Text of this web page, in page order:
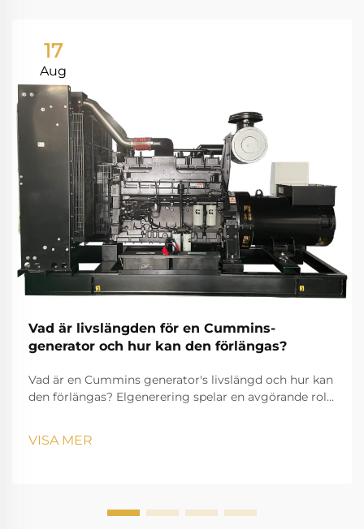
17
Aug
Vad är livslängden för en Cummins-
generator och hur kan den förlängas?
Vad är en Cummins generator's livslängd och hur kan
den förlängas? Elgenerering spelar en avgörande roll
utan avbrott. Bland de man...
VISA MER